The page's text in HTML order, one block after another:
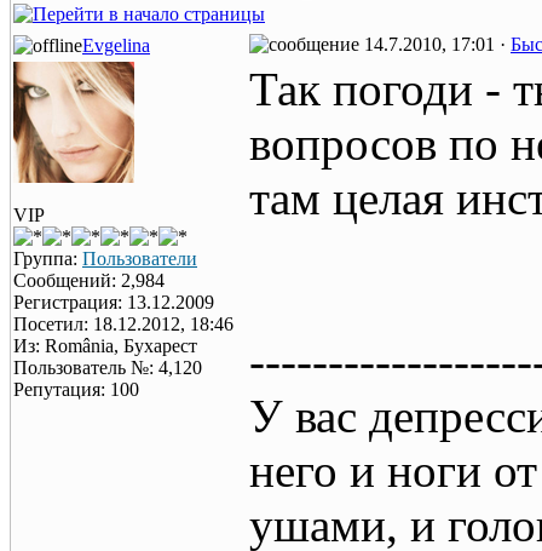
Evgelina 14.7.2010, 17:01 ·
VIP
Группа: Пользователи
Сообщений: 2,984
Регистрация: 13.12.2009
Посетил: 18.12.2012, 18:46
Из: România, Бухарест
Пользователь №: 4,120
Репутация: 100
Так погоди -
вопросов по
там целая
У вас
него и ноги
ушами, и